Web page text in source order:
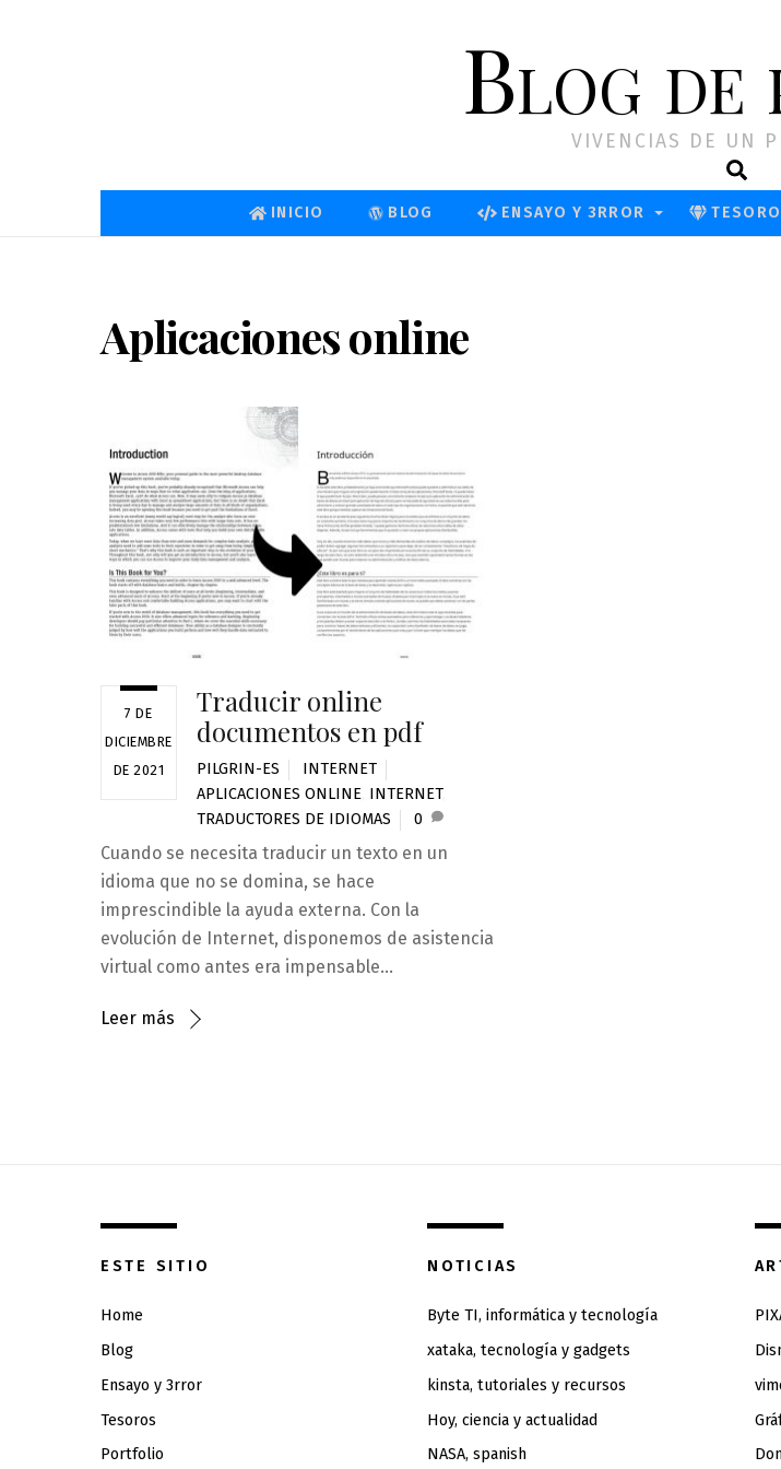
Blog
VIVENCIAS DE UN
INICIO BLOG ENSAYO Y 3RROR
Aplicaciones online
7 DE
DICIEMBRE
DE 2021
Traducir online
documentos en pdf
PILGRIN-ES
INTERNET
APLICACIONES ONLINE, INTERNET,
TRADUCTORES DE IDIOMAS
0
Cuando se necesita traducir un texto en un
idioma que no se domina, se hace
imprescindible la ayuda externa. Con la
evolución de Internet, disponemos de asistencia
virtual como antes era impensable…
Leer más
ESTE SITIO
Home
Blog
Ensayo y 3rror
Tesoros
Portfolio
NOTICIAS
Byte TI, informática y tecnología
xataka, tecnología y gadgets
kinsta, tutoriales y recursos
Hoy, ciencia y actualidad
NASA, spanish